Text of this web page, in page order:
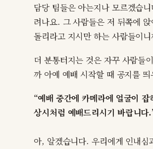
담당 팀들은 아는지나 모르겠습
려나요. 그 사람들은 저 뒤쪽에
돌리라고 지시만 하는 사람들이
더 분통터지는 것은 자꾸 사람들
까 아예 예배 시작할 때 공지를 띄
“예배 중간에 카메라에 얼굴이 잡
상시처럼 예배드리시기 바랍니다
아, 알겠습니다. 우리에게 인내심